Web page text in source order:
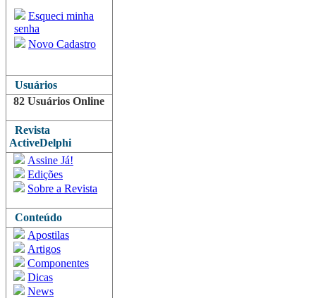
Esqueci minha
senha
Novo Cadastro
Usuários
82 Usuários Online
Revista
ActiveDelphi
Assine Já!
Edições
Sobre a Revista
Conteúdo
Apostilas
Artigos
Componentes
Dicas
News